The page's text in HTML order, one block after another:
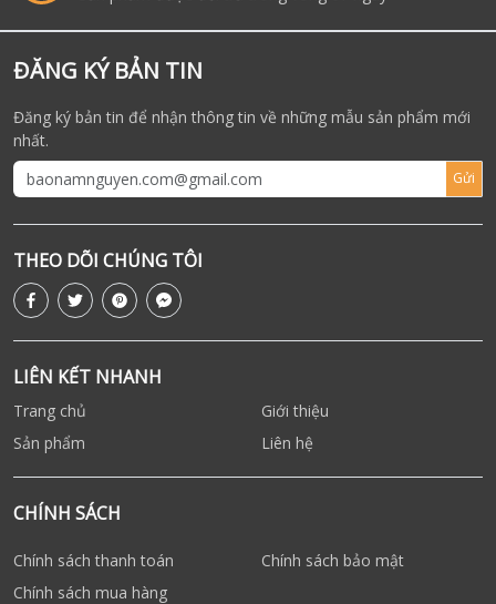
ĐĂNG KÝ BẢN TIN
Đăng ký bản tin để nhận thông tin về những mẫu sản phẩm mới
nhất.
Gửi
THEO DÕI CHÚNG TÔI
LIÊN KẾT NHANH
Trang chủ
Giới thiệu
Sản phẩm
Liên hệ
CHÍNH SÁCH
Chính sách thanh toán
Chính sách bảo mật
Chính sách mua hàng